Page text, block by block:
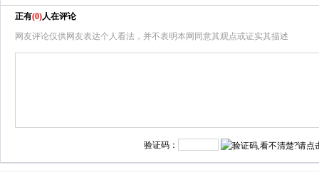
正有(0)人在评论
网友评论仅供网友表达个人看法，并不表明本网同意其观点或证实其描述
验证码：